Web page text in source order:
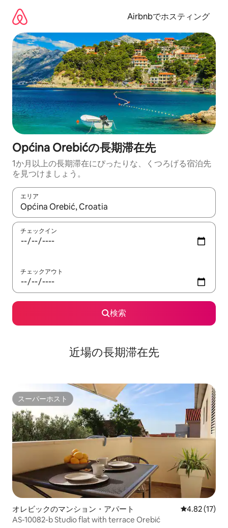
Airbnbでホスティング
Općina Orebićの長期滞在先
1か月以上の長期滞在にぴったりな、くつろげる宿泊先
を見つけましょう。
エリア
検索結果が表示されたら、上下の矢印キーを使って移動するか
チェックイン
チェックアウト
検索
近場の長期滞在先
スーパーホスト
スーパーホスト
オレビックのマンション・アパート レビュー17
4.82 (17)
AS-10082-b Studio flat with terrace Orebić